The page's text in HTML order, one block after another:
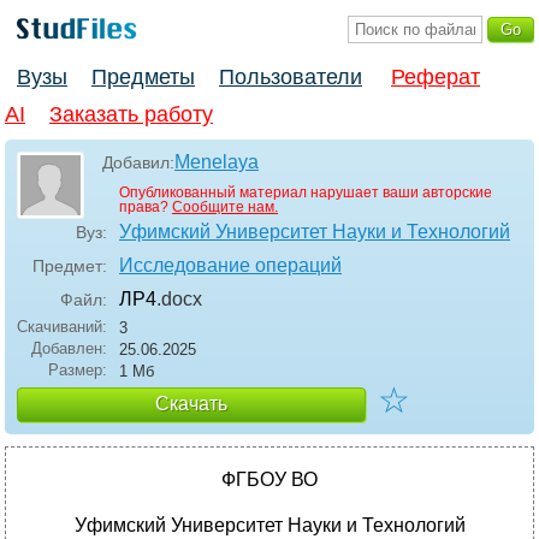
Вузы Предметы Пользователи
Реферат
AI
Заказать работу
Добавил:Menelaya
Опубликованный материал нарушает ваши авторские
права? Сообщите нам.
Вуз: Уфимский Университет Науки и Технологий
Предмет: Исследование операций
Файл: ЛР4.docx
Скачиваний:
3
Добавлен:
25.06.2025
Размер:
1 Мб
Скачать ☆
ФГБОУ ВО
Уфимский Университет Науки и Технологий